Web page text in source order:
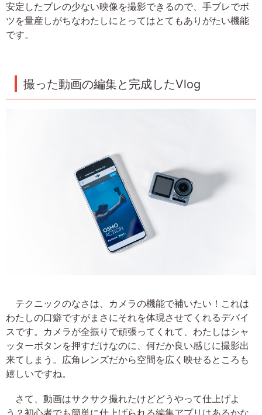
安定したブレの少ない映像を撮影できるので、手ブレでボ
ツを量産しがちなわたしにとってはとてもありがたい機能
です。
撮った動画の編集と完成したVlog
テクニックのなさは、カメラの機能で補いたい！これは
わたしの口癖ですがまさにそれを体現させてくれるデバイ
スです。カメラが全振りで頑張ってくれて、わたしはシャ
ッターボタンを押すだけなのに、何だか良い感じに撮影出
来てしまう。広角レンズだから空間を広く映せるところも
嬉しいですね。
さて、動画はサクサク撮れたけどどうやって仕上げよ
う？初心者でも簡単に仕上げられる編集アプリはあるかな